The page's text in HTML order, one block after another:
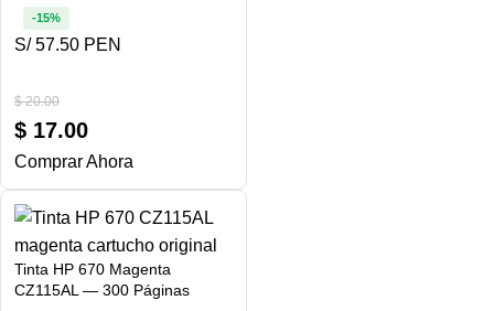
$20.00
$ 17.00
-15%
S/ 57.50 PEN
Comprar Ahora
Tinta HP 670 Magenta
CZ115AL — 300 Páginas